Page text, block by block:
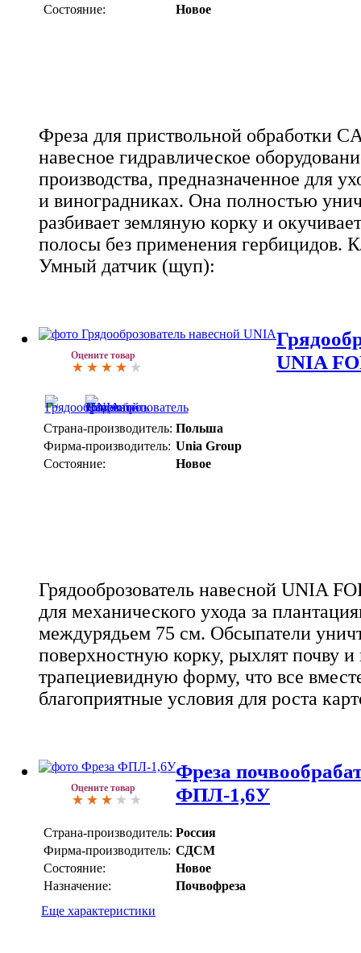
Состояние:
Новое
Фреза для приствольной обработки
навесное гидравлическое
производства, предназначенное для
и виноградниках. Она полностью
разбивает земляную корку и
полосы без применения гербицидов.
Умный датчик (щуп):
Оцените товар
UNIA
Страна-производитель: Польша
Фирма-производитель: Unia Group
Состояние:
Новое
Грядооброзователь навесной UNIA
для механического ухода за
междурядьем 75 см. Обсыпатели
поверхностную корку, рыхлят почву
трапециевидную форму, что все
благоприятные условия для роста
Оцените товар
Фреза
ФПЛ-1,6У
Страна-производитель: Россия
Фирма-производитель: СДСМ
Состояние:
Новое
Назначение:
Почвофреза
Еще характеристики